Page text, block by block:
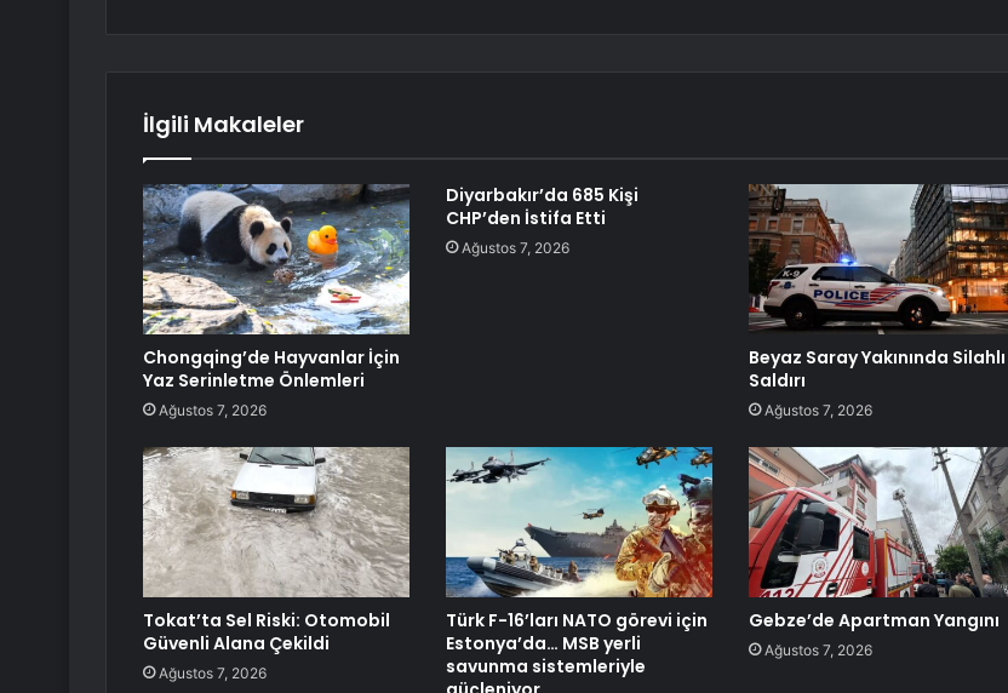
İlgili Makaleler
Chongqing’de Hayvanlar İçin
Yaz Serinletme Önlemleri
Ağustos 7, 2026
Diyarbakır’da 685 Kişi
CHP’den İstifa Etti
Ağustos 7, 2026
Beyaz Saray Yakınında Silahlı
Saldırı
Ağustos 7, 2026
Tokat’ta Sel Riski: Otomobil
Güvenli Alana Çekildi
Ağustos 7, 2026
Türk F-16’ları NATO görevi için
Estonya’da… MSB yerli
savunma sistemleriyle
Gebze’de Apartman Yangını
Ağustos 7, 2026